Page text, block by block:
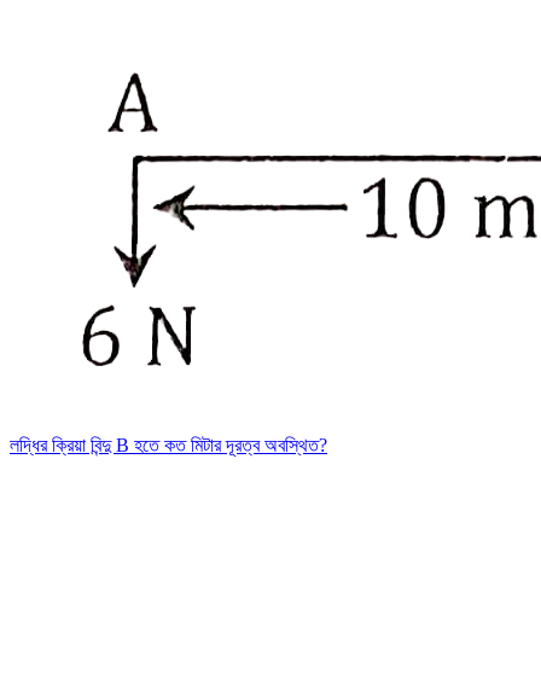
লদ্ধির ক্রিয়া বিন্দু B হতে কত মিটার দূরত্ব অবস্থিত?